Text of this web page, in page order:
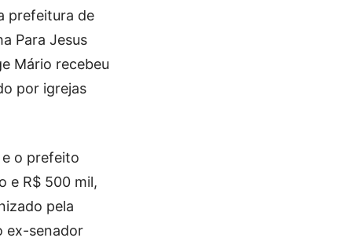
prefeitura de
Para Jesus
Mário recebeu
por igrejas
o prefeito
e R$ 500 mil,
pela
ex-senador